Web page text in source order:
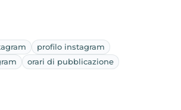
profilo instagram
orari di pubblicazione